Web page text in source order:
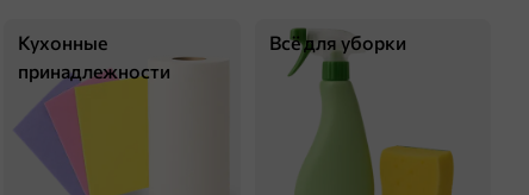
Кухонные
принадлежности
Всё для уборки